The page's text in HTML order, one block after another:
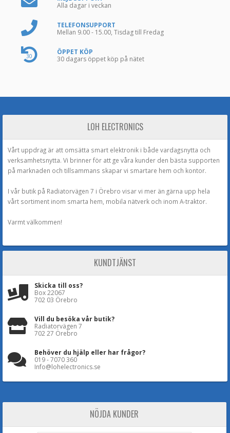
Alla dagar i veckan
TELEFONSUPPORT
Mellan 9.00 - 15.00, Tisdag till Fredag
30
ÖPPET KÖP
30 dagars öppet köp på nätet
LOH ELECTRONICS
Vårt uppdrag är att omsätta smart elektronik i både vardagsnytta och
verksamhetsnytta. Vi brinner för att ge våra kunder den bästa supporten
på marknaden och tillsammans skapar vi smartare hem och kontor.
I vår butik på Radiatorvägen 7 i Örebro visar vi mer än gärna upp hela
vårt sortiment inom smarta hem, mobila nätverk och inom A-traktor.
Varmt välkommen!
KUNDTJÄNST
Skicka till oss?
Box 22067
702 03 Örebro
Vill du besöka vår butik?
Radiatorvägen 7
702 27 Örebro
Behöver du hjälp eller har frågor?
019 - 7070 360
Info@lohelectronics.se
NÖJDA KUNDER